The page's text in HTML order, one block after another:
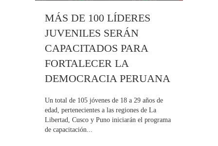
MÁS DE 100 LÍDERES
JUVENILES SERÁN
CAPACITADOS PARA
FORTALECER LA
DEMOCRACIA PERUANA
Un total de 105 jóvenes de 18 a 29 años de
edad, pertenecientes a las regiones de La
Libertad, Cusco y Puno iniciarán el programa
de capacitación...